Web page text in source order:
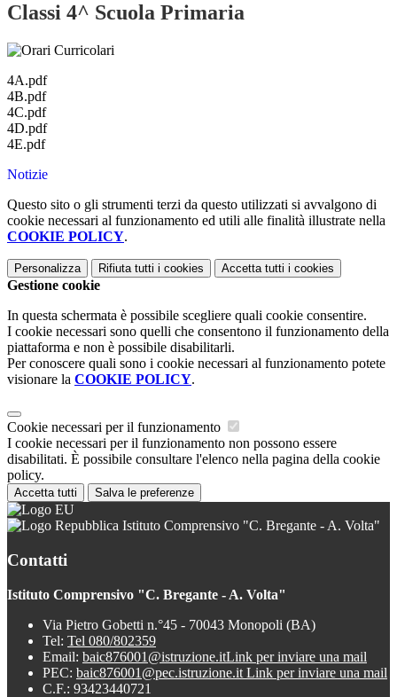
Classi 4^ Scuola Primaria
4A.pdf
4B.pdf
4C.pdf
4D.pdf
4E.pdf
Notizie
Questo sito o gli strumenti terzi da questo utilizzati si avvalgono di
cookie necessari al funzionamento ed utili alle finalità illustrate nella
COOKIE POLICY.
Personalizza Rifiuta tutti i cookies Accetta tutti i cookies
Gestione cookie
In questa schermata è possibile scegliere quali cookie consentire.
I cookie necessari sono quelli che consentono il funzionamento della
piattaforma e non è possibile disabilitarli.
Per conoscere quali sono i cookie necessari al funzionamento potete
visionare la COOKIE POLICY.
Cookie necessari per il funzionamento
I cookie necessari per il funzionamento non possono essere
disabilitati. È possibile consultare l'elenco nella pagina della cookie
policy.
Accetta tutti Salva le preferenze
Istituto Comprensivo "C. Bregante - A. Volta"
Contatti
Istituto Comprensivo "C. Bregante - A. Volta"
Via Pietro Gobetti n.°45 - 70043 Monopoli (BA)
Tel: Tel 080/802359
Email: baic876001@istruzione.itLink per inviare una mail
PEC: baic876001@pec.istruzione.it Link per inviare una mail
C.F.: 93423440721